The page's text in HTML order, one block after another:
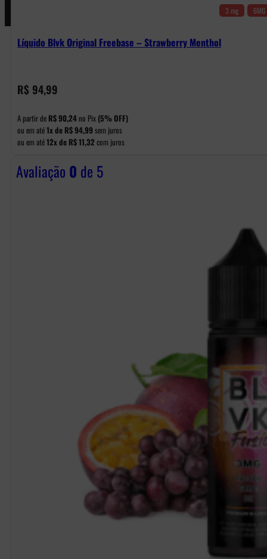
3 mg 6MG
Líquido Blvk Original Freebase – Strawberry Menthol
R$ 94,99
A partir de R$90,24 no Pix (5% OFF)
ou em até1x de R$94,99 sem juros
ou em até12x de R$11,32 com juros
Avaliação 0 de 5